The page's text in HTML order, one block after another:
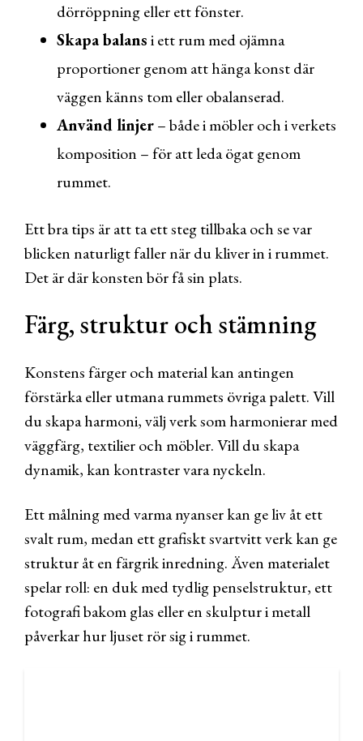
dörröppning eller ett fönster.
Skapa balansi ett rum med ojämna
proportioner genom att hänga konst där
väggen känns tom eller obalanserad.
Använd linjer– både i möbler och i verkets
komposition – för att leda ögat genom
rummet.
Ett bra tips är att ta ett steg tillbaka och se var
blicken naturligt faller när du kliver in i rummet.
Det är där konsten bör få sin plats.
Färg, struktur och stämning
Konstens färger och material kan antingen
förstärka eller utmana rummets övriga palett. Vill
du skapa harmoni, välj verk som harmonierar med
väggfärg, textilier och möbler. Vill du skapa
dynamik, kan kontraster vara nyckeln.
Ett målning med varma nyanser kan ge liv åt ett
svalt rum, medan ett grafiskt svartvitt verk kan ge
struktur åt en färgrik inredning. Även materialet
spelar roll: en duk med tydlig penselstruktur, ett
fotografi bakom glas eller en skulptur i metall
påverkar hur ljuset rör sig i rummet.